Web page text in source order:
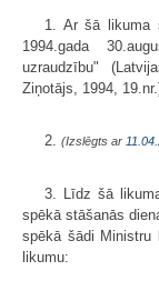
1. Ar šā likuma
1994.gada
uzraudzību"
Ziņotājs, 1994,
2. (Izslēgts ar
3. Līdz šā
spēkā stāšanās
spēkā šādi Ministru
likumu: